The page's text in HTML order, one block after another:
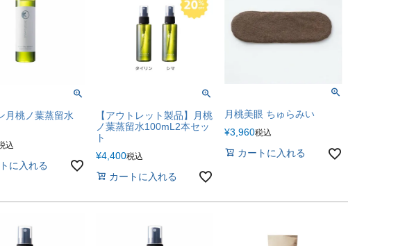
月桃ノ葉蒸留水
込
に入れる
【アウトレット製品】月桃
ノ葉蒸留水100mL2本セッ
ト
¥4,400税込
カートに入れる
月桃美眼 ちゅらみい
¥3,960税込
カートに入れる